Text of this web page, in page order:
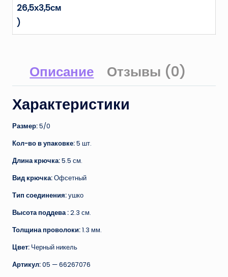
26,5х3,5см
)
Описание Отзывы (0)
Характеристики
Размер:5/0
Кол-во в упаковке:5 шт.
Длина крючка:5.5 см.
Вид крючка:Офсетный
Тип соединения:ушко
Высота поддева :2.3 см.
Толщина проволоки:1.3 мм.
Цвет: Черный никель
Артикул:05 — 66267076